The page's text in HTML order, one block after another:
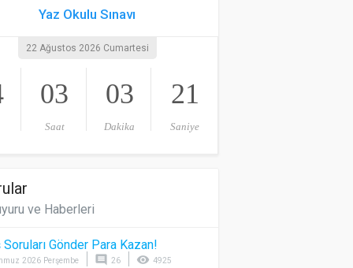
Yaz Okulu Sınavı
22 Ağustos 2026 Cumartesi
03
Saat
03
Dakika
20
Saniye
ve Haberleri
Soruları Gönder Para Kazan!
2026 Perşembe comment 26 visibility 4925